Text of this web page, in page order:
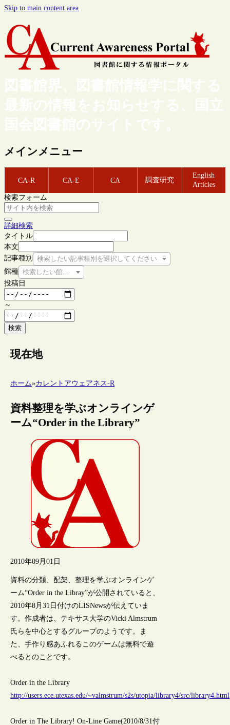
Skip to main content area
図書館界、図書館情報学に関する
最新の情報をお知らせする、国立
国会図書館のサイトです。
メインメニュー
CA-R CA-E CA 調査研究
English
Articles
検索フォーム
詳細検索
タイトル
本文
記事種別
検索したい記事種別を選択してください
館種 検索したい館種を選択してください
投稿日
～
検索
現在地
ホーム»カレントアウェアネス-R
資料整理を学ぶオンラインゲ
ーム“Order in the Library”
2010年09月01日
資料の分類、配架、整理を学ぶオンラインゲ
ーム“Order in the Libray”が公開されていると、
2010年8月31日付けのLISNewsが伝えていま
す。作成者は、テキサス大学のVicki Almstrum
氏らを中心とするグループのようです。ま
た、手作り感あふれるこのゲームは無料で遊
べるとのことです。
Order in the Library
http://users.ece.utexas.edu/~valmstrum/s2s/utopia/library4/src/library4.html
Order in The Library! On-Line Game(2010/8/31付